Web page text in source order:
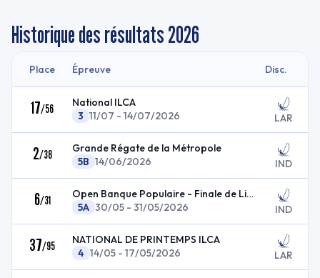
Historique des résultats2026
Place Épreuve Disc.
17/56
National ILCA
3 11/07 - 14/07/2026 LAR
2/38
Grande Régate de la Métropole
5B 14/06/2026 IND
6/31
Open Banque Populaire - Finale de Ligue
5A 30/05 - 31/05/2026 IND
37/95
NATIONAL DE PRINTEMPS ILCA
4 14/05 - 17/05/2026 LAR